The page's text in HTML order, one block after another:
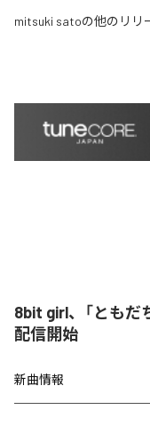
mitsuki satoの他のリリ
8bit girl、「ともだ
配信開始
新曲情報